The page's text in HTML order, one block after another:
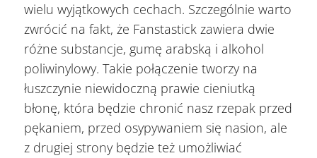
wielu wyjątkowych cechach. Szczególnie warto
zwrócić na fakt, że Fanstastick zawiera dwie
różne substancje, gumę arabską i alkohol
poliwinylowy. Takie połączenie tworzy na
łuszczynie niewidoczną prawie cieniutką
błonę, która będzie chronić nasz rzepak przed
pękaniem, przed osypywaniem się nasion, ale
z drugiej strony będzie też umożliwiać